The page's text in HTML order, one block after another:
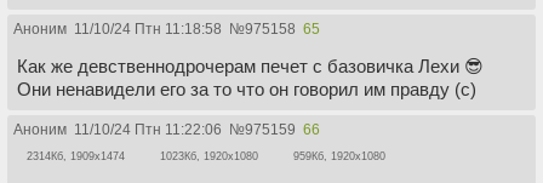
Аноним 11/10/24 Птн 11:18:58 №975158 65
Как же девственнодрочерам печет с базовичка Лехи 😎
Они ненавидели его за то что он говорил им правду (с)
Аноним 11/10/24 Птн 11:22:06 №975159 66
2314Кб, 1909x1474 1023Кб, 1920x1080 959Кб, 1920x1080